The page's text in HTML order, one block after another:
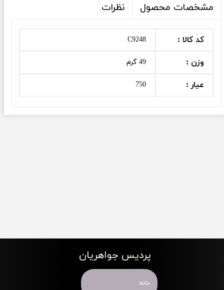
مشخصات محصول نظرات
کد کالا : C9248
وزن : 49 گرم
عیار : 750
پردیس جواهریان
خانه